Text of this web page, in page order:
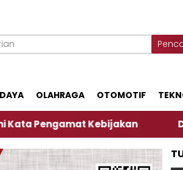
OLAHRAGA OTOMOTIF
Kebijakan Dampak El